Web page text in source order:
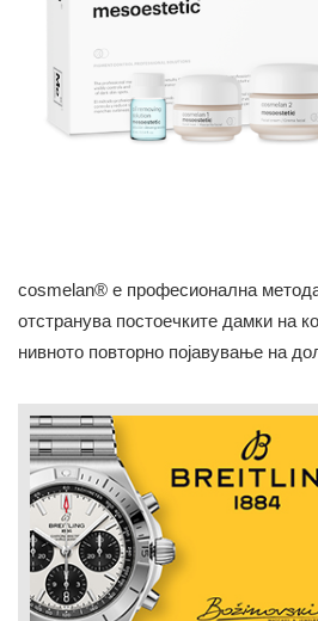
cosmelan® е професионална метода
отстранува постоечките дамки на
нивното повторно појавување на